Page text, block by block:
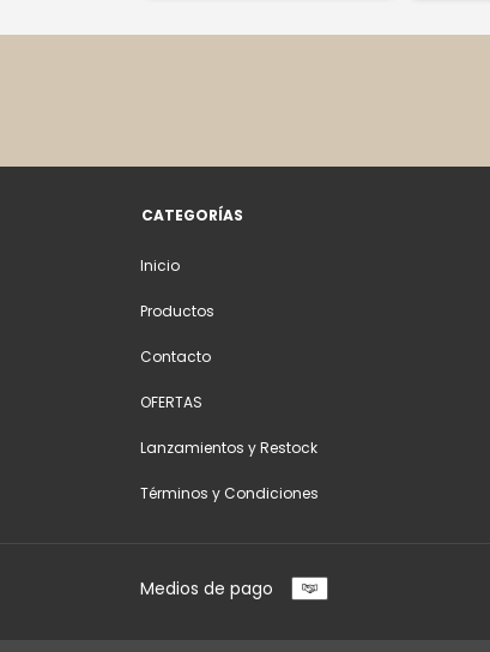
CATEGORÍAS
Inicio
Productos
Contacto
OFERTAS
Lanzamientos y Restock
Términos y Condiciones
Medios de pago